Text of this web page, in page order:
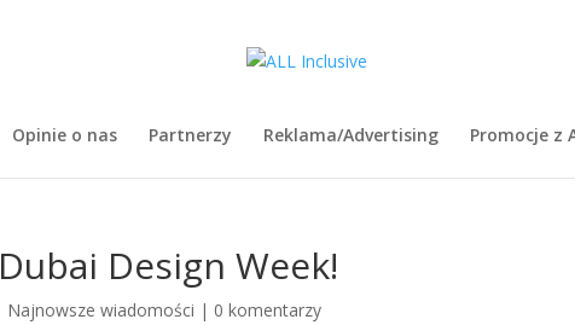
Opinie o nas Partnerzy Reklama/Advertising Promocje z
Design Week!
Najnowsze wiadomości | 0 komentarzy